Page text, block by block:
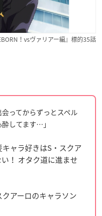
！vsヴァリアー編』標的35話
会ってからずっとスペル
してます…」
キャラ好きはS・スクア
！ オタク道に進ませ
クアーロのキャラソン